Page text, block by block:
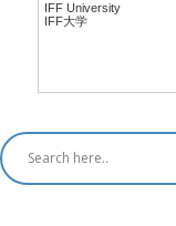
IFF University
IFF大学